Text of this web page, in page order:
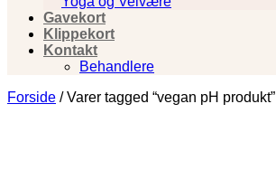
Gavekort
Klippekort
Kontakt
Behandlere
Forside /Varer tagged “vegan pH produkt”